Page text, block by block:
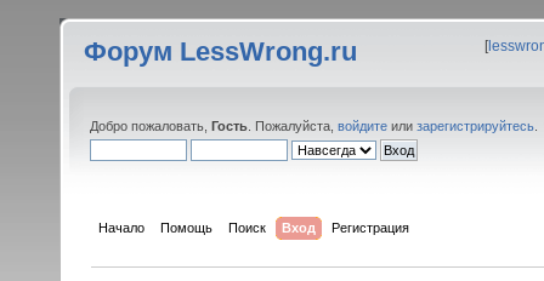
Форум LessWrong.ru [
Добро пожаловать, Гость . Пожалуйста, войдите или зарегистрируйтесь
Начало Помощь Поиск Вход Регистрация